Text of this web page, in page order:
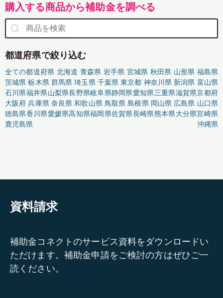
購入する商品から補助金を調べる
都道府県で絞り込む
全ての都道府県 北海道 青森県 岩手県 宮城県 秋田県 山形県 福島県
茨城県 栃木県 群馬県 埼玉県 千葉県 東京都 神奈川県 新潟県 富山県
石川県福井県山梨県長野県岐阜県静岡県愛知県三重県滋賀県京都府
大阪府 兵庫県 奈良県 和歌山県 鳥取県 島根県 岡山県 広島県 山口県
徳島県香川県愛媛県高知県福岡県佐賀県長崎県熊本県大分県宮崎県
鹿児島県
沖縄県
資料請求
補助金コネクトのサービス資料をダウンロードい
ただけます。補助金申請をご検討の方はぜひご一
読ください。